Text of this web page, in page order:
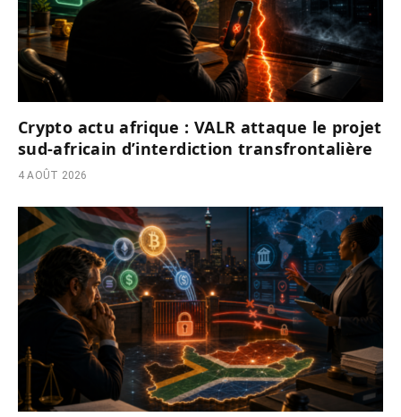
Crypto actu afrique : VALR attaque le projet
sud-africain d’interdiction transfrontalière
4 AOÛT 2026